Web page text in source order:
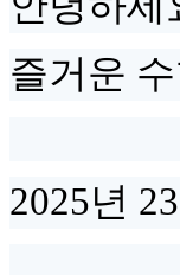
즐거운
2025년